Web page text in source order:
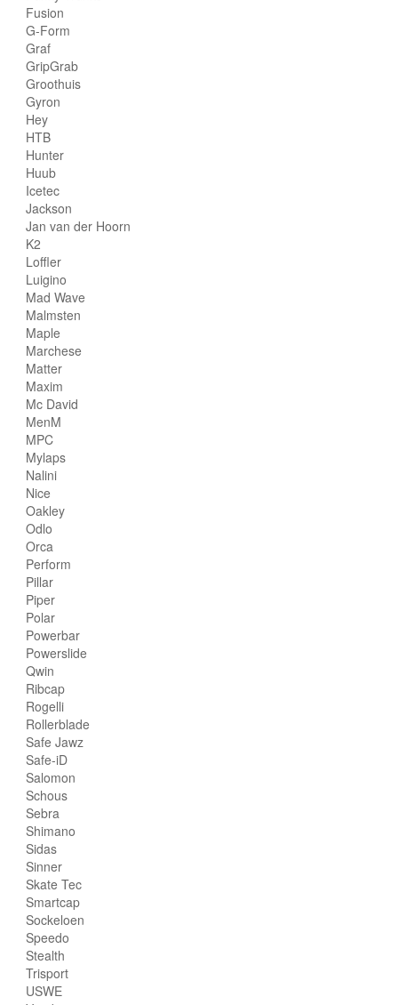
Fusion
G-Form
Graf
GripGrab
Groothuis
Gyron
Hey
HTB
Hunter
Huub
Icetec
Jackson
Jan van der Hoorn
K2
Loffler
Luigino
Mad Wave
Malmsten
Maple
Marchese
Matter
Maxim
Mc David
MenM
MPC
Mylaps
Nalini
Nice
Oakley
Odlo
Orca
Perform
Pillar
Piper
Polar
Powerbar
Powerslide
Qwin
Ribcap
Rogelli
Rollerblade
Safe Jawz
Safe-iD
Salomon
Schous
Sebra
Shimano
Sidas
Sinner
Skate Tec
Smartcap
Sockeloen
Speedo
Stealth
Trisport
USWE